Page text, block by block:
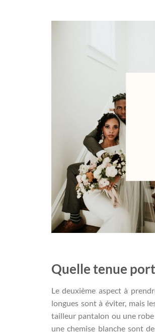
Quelle tenue
Le deuxième aspect à
longues sont à éviter, mais
tailleur pantalon ou une
une chemise blanche sont